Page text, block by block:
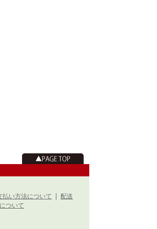
払い方法について | 配送
ついて